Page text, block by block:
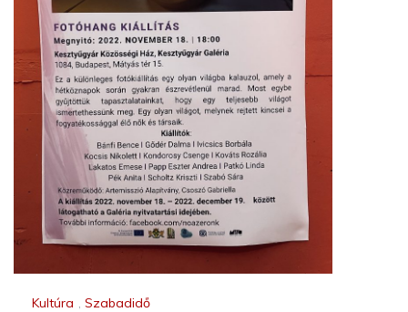
Kultúra , Szabadidő